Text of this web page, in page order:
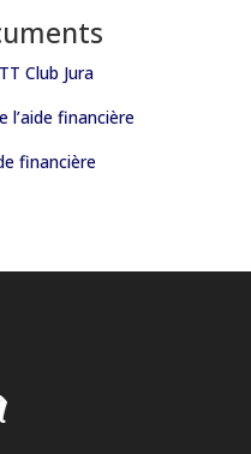
Club Jura
l’aide financière
financière